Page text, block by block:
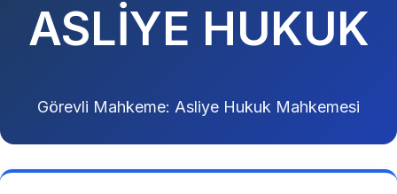
ASLİYE HUKUK
Görevli Mahkeme: Asliye Hukuk Mahkemesi